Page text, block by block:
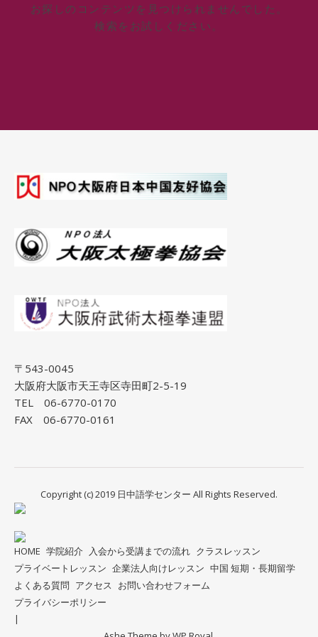
お探しのコンテンツを見つけられませんでした。
検索をお試しください。
〒543-0045
大阪府大阪市天王寺区寺田町2-5-19
TEL 06-6770-0170
FAX 06-6770-0161
Copyright (c) 2019 日中語学センター All Rights Reserved.
HOME 学院紹介 入会から受講までの流れ クラスレッスン
プライベートレッスン 企業法人向けレッスン 中国 短期・長期留学
よくある質問 アクセス お問い合わせフォーム
プライバシーポリシー